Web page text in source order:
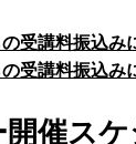
受講料振込み
受講料振込み
催ス